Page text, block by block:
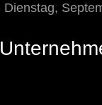
Dienstag,